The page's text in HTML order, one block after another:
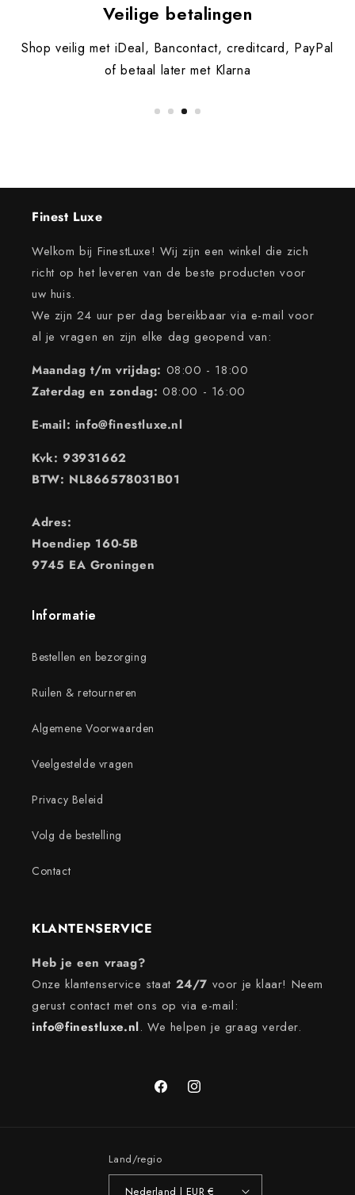
Veilige betalingen
Shop veilig met iDeal, Bancontact, creditcard, PayPal
of betaal later met Klarna
Finest Luxe
Welkom bij FinestLuxe! Wij zijn een winkel die zich
richt op het leveren van de beste producten voor
uw huis.
We zijn 24 uur per dag bereikbaar via e-mail voor
al je vragen en zijn elke dag geopend van:
Maandag t/m vrijdag: 08:00 - 18:00
Zaterdag en zondag: 08:00 - 16:00
E-mail: info@finestluxe.nl
Kvk: 93931662
BTW: NL866578031B01
Adres:
Hoendiep 160-5B
9745 EA Groningen
Informatie
Bestellen en bezorging
Ruilen & retourneren
Algemene Voorwaarden
Veelgestelde vragen
Privacy Beleid
Volg de bestelling
Contact
KLANTENSERVICE
Heb je een vraag?
Onze klantenservice staat 24/7 voor je klaar! Neem
gerust contact met ons op via e-mail:
info@finestluxe.nl. We helpen je graag verder.
FacebookInstagram
Land/regio
Nederland | EUR €